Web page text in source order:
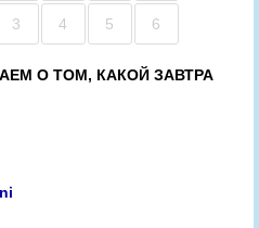
3 4 5 6
О ТОМ, КАКОЙ ЗАВТРА